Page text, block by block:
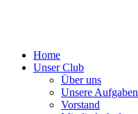
Home
Unser Club
Über uns
Unsere Aufgaben
Vorstand